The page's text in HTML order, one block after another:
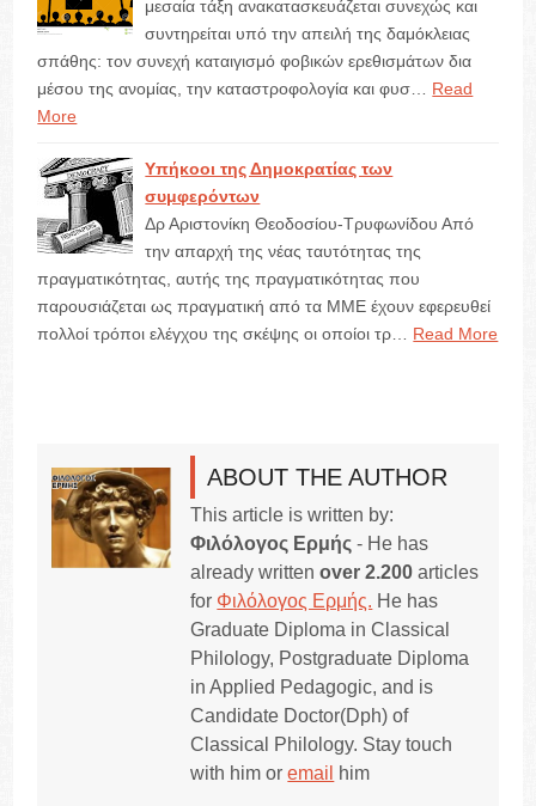
μεσαία τάξη ανακατασκευάζεται συνεχώς και
συντηρείται υπό την απειλή της δαμόκλειας
σπάθης: τον συνεχή καταιγισμό φοβικών ερεθισμάτων δια
μέσου της ανομίας, την καταστροφολογία και φυσ…
Read
More
Υπήκοοι της Δημοκρατίας των
συμφερόντων
Δρ Αριστονίκη Θεοδοσίου-Τρυφωνίδου Από
την απαρχή της νέας ταυτότητας της
πραγματικότητας, αυτής της πραγματικότητας που
παρουσιάζεται ως πραγματική από τα ΜΜΕ έχουν εφερευθεί
πολλοί τρόποι ελέγχου της σκέψης οι οποίοι τρ…
Read More
ABOUT THE AUTHOR
This article is written by:
Φιλόλογος Ερμής - He has
already writtenover 2.200 articles
for Φιλόλογος Ερμής. He has
Graduate Diploma in Classical
Philology, Postgraduate Diploma
in Applied Pedagogic, and is
Candidate Doctor(Dph) of
Classical Philology. Stay touch
with him oremail him